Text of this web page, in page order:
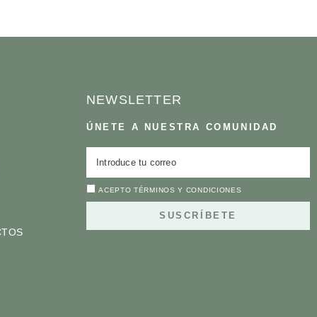
NEWSLETTER
ÚNETE A NUESTRA COMUNIDAD
ACEPTOTÉRMINOS Y CONDICIONES
SUSCRÍBETE